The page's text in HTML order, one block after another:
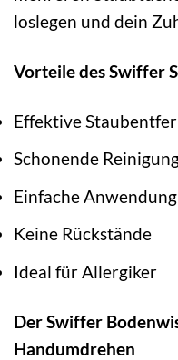
loslegen und dein
Vorteile des Swiffer
Effektive
Schonende
Einfache Anwendung
Keine Rückstände
Ideal für Allergiker
Der Swiffer
Handumdrehen